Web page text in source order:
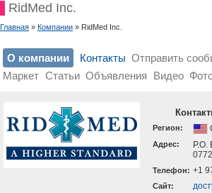
RidMed Inc.
Главная » Компании » RidMed Inc.
О компании Контакты Отправить
Маркет Статьи Объявления Видео
Регион:
Адрес:
Телефон: +1
Cайт: